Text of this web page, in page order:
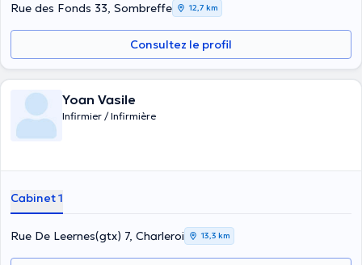
Rue des Fonds 33, Sombreffe 12,7 km
Consultez le profil
Yoan Vasile
Infirmier / Infirmière
Cabinet 1
Rue De Leernes(gtx) 7, Charleroi 13,3 km